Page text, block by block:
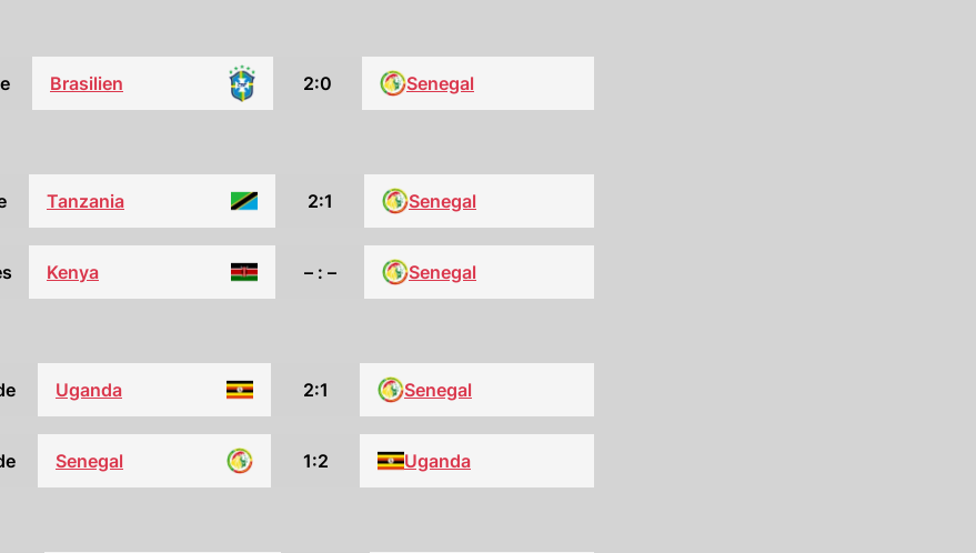
Brasilien 2:0 Senegal
Tanzania 2:1 Senegal
Kenya – : – Senegal
Uganda 2:1 Senegal
Senegal 1:2 Uganda